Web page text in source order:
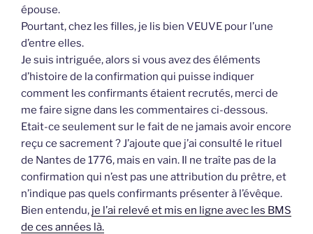
épouse.
Pourtant, chez les filles, je lis bien VEUVE pour l’une
d’entre elles.
Je suis intriguée, alors si vous avez des éléments
d’histoire de la confirmation qui puisse indiquer
comment les confirmants étaient recrutés, merci de
me faire signe dans les commentaires ci-dessous.
Etait-ce seulement sur le fait de ne jamais avoir encore
reçu ce sacrement ? J’ajoute que j’ai consulté le rituel
de Nantes de 1776, mais en vain. Il ne traîte pas de la
confirmation qui n’est pas une attribution du prêtre, et
n’indique pas quels confirmants présenter à l’évêque.
Bien entendu, je l’ai relevé et mis en ligne avec les BMS
de ces années là.